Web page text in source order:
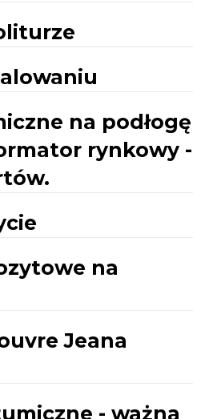
na podłogę
rynkowy -
na
Jeana
- ważna